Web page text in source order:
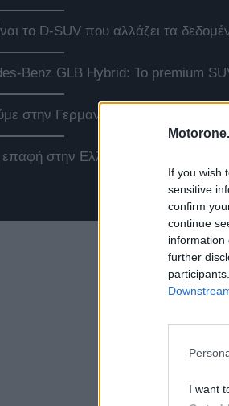
If you wish
sensitive
confirm
continue
information
further
I want
το D-SUV που αλλάζει τα
Benz GLB Hybrid: Το premium
στην Γερμανία το Jeep Compass
στην Ελλάδα με το νέο